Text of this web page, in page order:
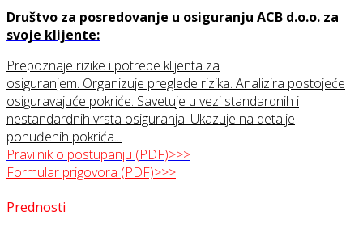
Društvo za posredovanje u osiguranju ACB d.o.o. za
svoje klijente:
Prepoznaje rizike i potrebe klijenta za
osiguranjem. Organizuje preglede rizika. Analizira postojeće
osiguravajuće pokriće. Savetuje u vezi standardnih i
nestandardnih vrsta osiguranja. Ukazuje na detalje
ponuđenih pokrića...
Pravilnik o postupanju (PDF)>>>
Formular prigovora (PDF)>>>
Prednosti